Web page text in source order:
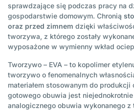
sprawdzające się podczas pracy na
gospodarstwie domowym. Chronią
oraz przed zimnem dzięki
tworzywa, z którego zostały
wyposażone w wymienny wkład
Tworzywo – EVA – to kopolimer
tworzywo o fenomenalnych
materiałem stosowanym do produkcji
gotowego obuwia jest
analogicznego obuwia wykonanego